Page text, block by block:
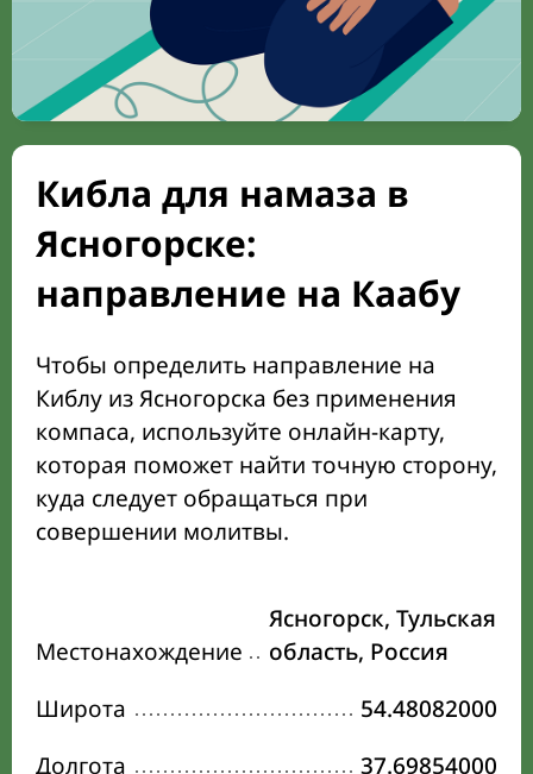
Кибла для намаза в
Ясногорске:
направление на Каабу
Чтобы определить направление на
Киблу из Ясногорска без применения
компаса, используйте онлайн-карту,
которая поможет найти точную сторону,
куда следует обращаться при
совершении молитвы.
Местонахождение
Ясногорск, Тульская
область, Россия
Широта
54.48082000
Долгота
37.69854000